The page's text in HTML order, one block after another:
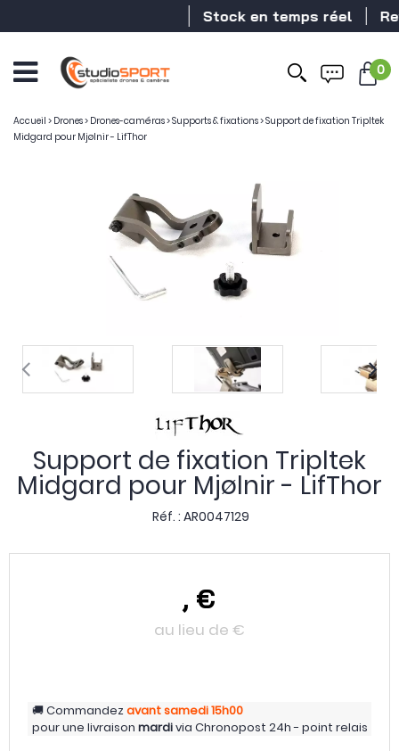
Stock en temps réel
0
Accueil > Drones> Drones-caméras>Supports & fixations>Support de fixation Tripltek
Midgard pour Mjølnir - LifThor
Support de fixation Tripltek
Midgard pour Mjølnir - LifThor
Réf. : AR0047129
, €
au lieu de €
Commandezavant samedi15h00
pour une livraison mardivia Chronopost 24h - point relais